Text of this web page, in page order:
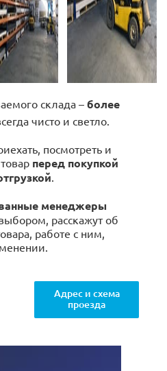
склада – более
чисто и светло.
посмотреть и
перед покупкой
.
менеджеры
расскажут об
работе с ним,
Адрес и схема
проезда